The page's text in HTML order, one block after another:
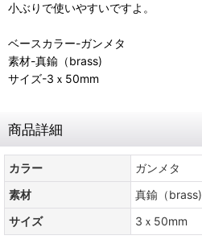
小ぶりで使いやすいですよ。
ベースカラー-ガンメタ
素材-真鍮（brass)
サイズ-3ｘ50mm
商品詳細
カラー
ガンメタ
素材
真鍮（brass)
サイズ
3ｘ50mm